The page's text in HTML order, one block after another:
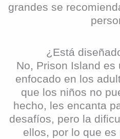
grandes se
¿Está
No, Prison Island es
enfocado en los
que los niños no
hecho, les encanta
desafíos, pero la
ellos, por lo que